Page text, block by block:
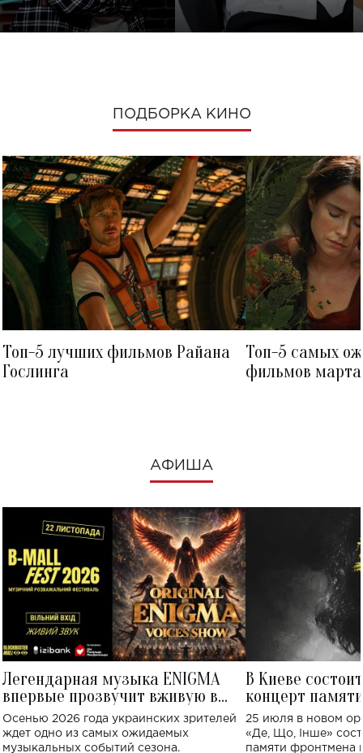
ПОДБОРКА КИНО
Топ-5 лучших фильмов Райана
Гослинга
Топ-5 самых
фильмов
АФИША
Легендарная музыка ENIGMA
впервые прозвучит вживую в
Украине: где состоится концерт
Осенью 2026 года украинских зрителей
ждет одно из самых ожидаемых
музыкальных событий сезона.
В Киеве
концерт
Клименко:
исполнят песни
25 июля в новом
«Де, Що, Інше»
памяти фронтмена